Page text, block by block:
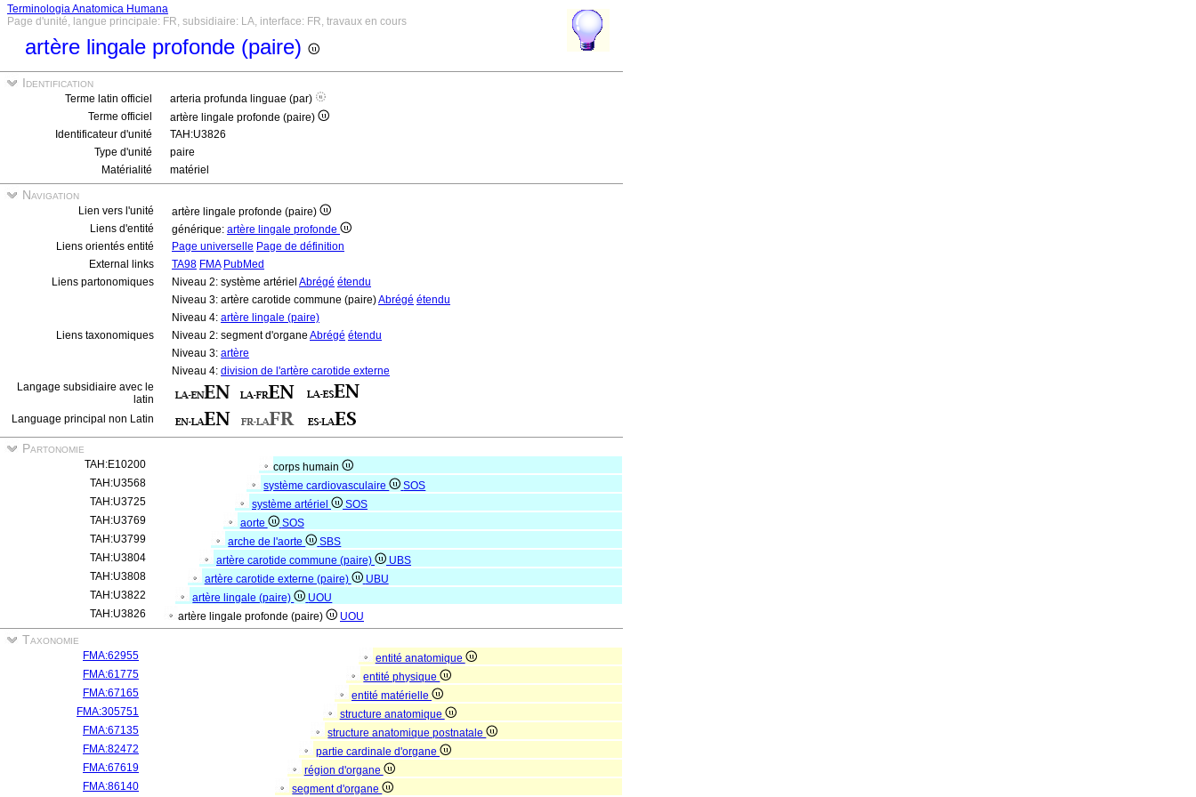
Terminologia Anatomica Humana
Page d'unité, langue principale: FR, subsidiaire: LA, interface: FR, travaux en cours
artère lingale profonde (paire)
Identification
Terme latin officiel
arteria profunda linguae (par)
Terme officiel
artère lingale profonde (paire)
Identificateur d'unité
TAH:U3826
Type d'unité
paire
Matérialité
matériel
Navigation
Lien vers l'unité
artère lingale profonde (paire)
Liens d'entité
générique: artère lingale profonde
Liens orientés entité
Page universelle Page de définition
External links
TA98 FMA PubMed
Liens partonomiques
Niveau 2: système artériel Abrégé étendu
Niveau 3: artère carotide commune (paire)Abrégé étendu
Niveau 4: artère lingale (paire)
Liens taxonomiques
Niveau 2: segment d'organe Abrégé étendu
Niveau 3: artère
Niveau 4: division de l'artère carotide externe
Langage subsidiaire avec le
latin
Language principal non Latin
Partonomie
TAH:E10200
corps humain
TAH:U3568
système cardiovasculaire
SOS
TAH:U3725
système artériel
SOS
TAH:U3769
aorte
SOS
TAH:U3799
arche de l'aorte
SBS
TAH:U3804
artère carotide commune (paire)
UBS
TAH:U3808
artère carotide externe (paire)
UBU
TAH:U3822
artère lingale (paire)
UOU
TAH:U3826
artère lingale profonde (paire) UOU
Taxonomie
FMA:62955
entité anatomique
FMA:61775
entité physique
FMA:67165
entité matérielle
FMA:305751
structure anatomique
FMA:67135
structure anatomique postnatale
FMA:82472
partie cardinale d'organe
FMA:67619
région d'organe
FMA:86140
segment d'organe